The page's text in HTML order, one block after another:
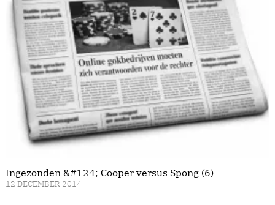
Ingezonden &#124; Cooper versus Spong (6)
12 DECEMBER 2014